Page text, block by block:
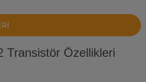
Transistör Özellikleri